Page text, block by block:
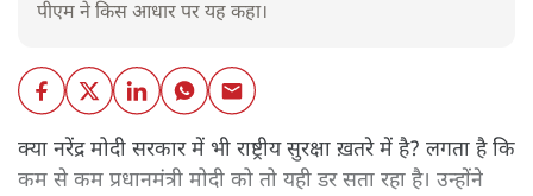
पीएम ने किस आधार पर यह कहा।
क्या नरेंद्र मोदी सरकार में भी राष्ट्रीय सुरक्षा ख़तरे में है? लगता है कि
कम से कम प्रधानमंत्री मोदी को तो यही डर सता रहा है। उन्होंने